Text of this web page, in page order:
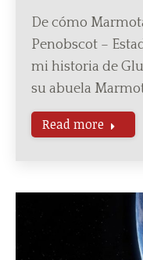
De cómo
Penobscot –
mi historia de
su abuela
Read more